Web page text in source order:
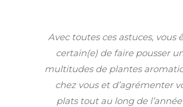
Avec toutes ces astuces, vous
certain(e) de faire pousser
multitudes de plantes
chez vous et d’agrémenter
plats tout au long de